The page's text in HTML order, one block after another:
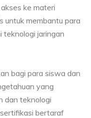
ke materi
untuk membantu para
teknologi jaringan
bagi para siswa dan
yang
dan teknologi
bertaraf